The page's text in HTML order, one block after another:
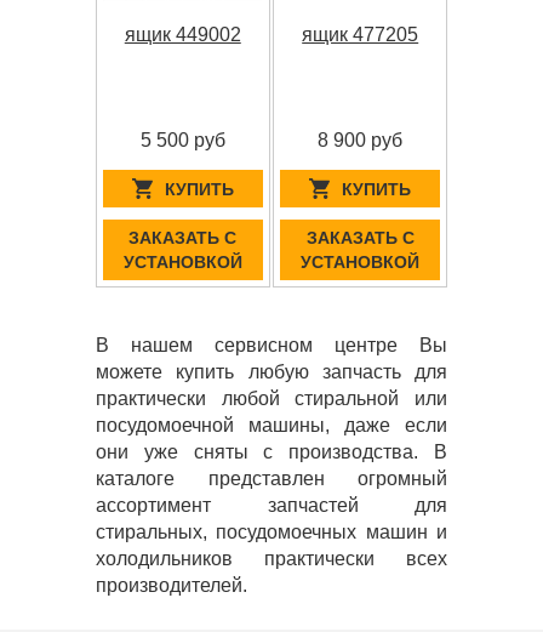
ящик 449002
5 500 руб
КУПИТЬ
ЗАКАЗАТЬ С
УСТАНОВКОЙ
ящик 477205
8 900 руб
КУПИТЬ
ЗАКАЗАТЬ С
УСТАНОВКОЙ
В нашем сервисном центре Вы
можете купить любую запчасть для
практически любой стиральной или
посудомоечной машины, даже если
они уже сняты с производства. В
каталоге представлен огромный
ассортимент запчастей для
стиральных, посудомоечных машин и
холодильников практически всех
производителей.